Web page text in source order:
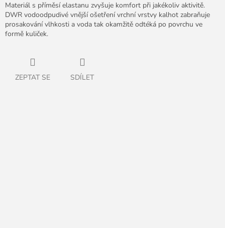
Materiál s příměsí elastanu zvyšuje komfort při jakékoliv aktivitě.
DWR vodoodpudivé vnější ošetření vrchní vrstvy kalhot zabraňuje
prosakování vlhkosti a voda tak okamžitě odtéká po povrchu ve
formě kuliček.
ZEPTAT SE SDÍLET